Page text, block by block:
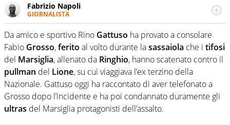
Fabrizio Napoli
GIORNALISTA
Giornalista professionista, per Virgilio Sport segue anche
il calcio ma è con la pallanuoto che esalta competenze e
passioni. Cura la comunicazione di HaBaWaBa, il più
grande festival di waterpolo per bambini al mondo
Da amico e sportivo Rino Gattuso ha provato a consolare
Fabio Grosso,ferito al volto durante lasassaiola che i tifosi
del Marsiglia, allenato da Ringhio, hanno scatenato contro il
pullman del Lione, su cui viaggiava l’ex terzino della
Nazionale. Gattuso oggi ha raccontato di aver telefonato a
Grosso dopo l’incidente e ha poi condannato duramente gli
ultras del Marsiglia protagonisti dell’assalto.